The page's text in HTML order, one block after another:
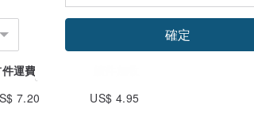
運費
7.20
US$ 4.95
確定